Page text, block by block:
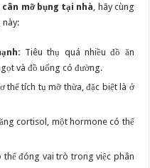
cân mỡ bụng tại nhà , hãy cùng
này:
Tiêu thụ quá nhiều đồ ăn
và đồ uống có đường.
thể tích tụ mỡ thừa, đặc biệt là ở
cortisol, một hormone có thể
thể đóng vai trò trong việc phân